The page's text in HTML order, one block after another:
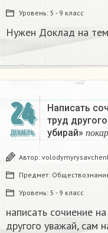
Уровень: 5 - 9 класс
Нужен Доклад на
24
ДЕКАБРЬ
Написать
труд
убирай»
по ка р
п ока
Автор:
Предмет:
Уровень: 5 - 9 класс
написать сочиение
другого уважай, сам